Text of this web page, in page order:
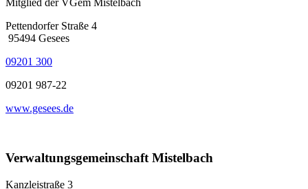
Pettendorfer Straße 4
95494 Gesees
09201 300
09201 987-22
www.gesees.de
Verwaltungsgemeinschaft Mistelbach
Kanzleistraße 3